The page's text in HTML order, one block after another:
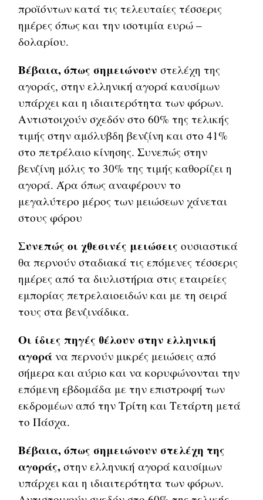
προϊόντων κατά τις τελευταίες τέσσερις
ημέρες όπως και την ισοτιμία ευρώ –
δολαρίου.
Βέβαια, όπως σημειώνουν στελέχη της
αγοράς, στην ελληνική αγορά καυσίμων
υπάρχει και η ιδιαιτερότητα των φόρων.
Αντιστοιχούν σχεδόν στο 60% της τελικής
τιμής στην αμόλυβδη βενζίνη και στο 41%
στο πετρέλαιο κίνησης. Συνεπώς στην
βενζίνη μόλις το 30% της τιμής καθορίζει η
αγορά. Άρα όπως αναφέρουν το
μεγαλύτερο μέρος των μειώσεων χάνεται
στους φόρου
Συνεπώς οι χθεσινές μειώσεις ουσιαστικά
θα περνούν σταδιακά τις επόμενες τέσσερις
ημέρες από τα διυλιστήρια στις εταιρείες
εμπορίας πετρελαιοειδών και με τη σειρά
τους στα βενζινάδικα.
Οι ίδιες πηγές θέλουν στην ελληνική
αγορά να περνούν μικρές μειώσεις από
σήμερα και αύριο και να κορυφώνονται την
επόμενη εβδομάδα με την επιστροφή των
εκδρομέων από την Τρίτη και Τετάρτη μετά
το Πάσχα.
Βέβαια, όπως σημειώνουν στελέχη της
αγοράς, στην ελληνική αγορά καυσίμων
υπάρχει και η ιδιαιτερότητα των φόρων.